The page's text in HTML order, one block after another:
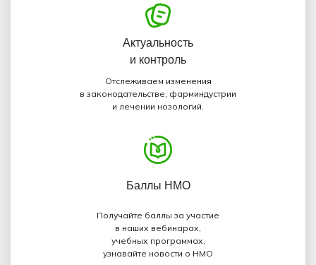
Актуальность
и контроль
Отслеживаем изменения
в законодательстве, фарминдустрии
и лечении нозологий.
Баллы НМО
Получайте баллы за участие
в наших вебинарах,
учебных программах,
узнавайте новости о НМО